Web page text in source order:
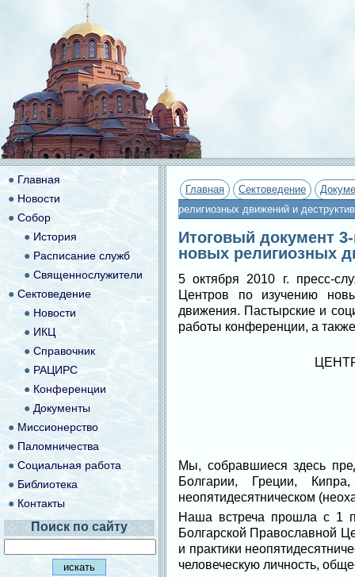
Главная Сектоведение
религиозных движений и
Итоговый документ
новых религиозных
5 октября 2010 г. пресс-
Центров по изучению
движения. Пастырские и
работы конференции, а
Мы, собравшиеся здесь
Болгарии, Греции,
неопятидесятническом
Наша встреча прошла с 1
Болгарской Православной
и практики
человеческую личность,
● Главная
● Новости
● Собор
● История
● Расписание служб
● Священнослужители
● Сектоведение
● Новости
●ИКЦ
● Справочник
● РАЦИРС
● Конференции
● Документы
●Миссионерство
● Паломничества
●Социальная работа
● Библиотека
● Контакты
Поиск по сайту